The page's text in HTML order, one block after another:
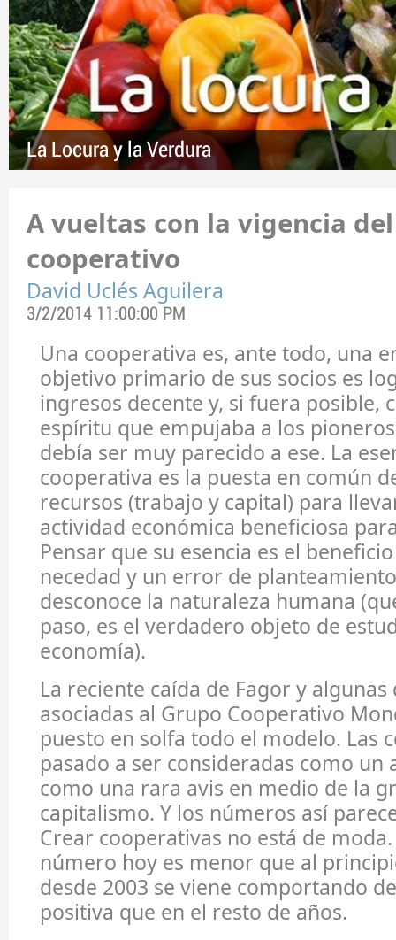
La Locura y la Verdura
A vueltas con la vigencia
cooperativo
David Uclés Aguilera
3/2/2014 11:00:00 PM
Una cooperativa es, ante todo, una
objetivo primario de sus socios es
ingresos decente y, si fuera posible,
espíritu que empujaba a los
debía ser muy parecido a ese. La
cooperativa es la puesta en común
recursos (trabajo y capital) para
actividad económica beneficiosa
Pensar que su esencia es el
necedad y un error de
desconoce la naturaleza humana
paso, es el verdadero objeto de
economía).
La reciente caída de Fagor y
asociadas al Grupo Cooperativo
puesto en solfa todo el modelo. Las
pasado a ser consideradas como un
como una rara avis en medio de la
capitalismo. Y los números así
Crear cooperativas no está de
número hoy es menor que al
desde 2003 se viene comportando
positiva que en el resto de años.